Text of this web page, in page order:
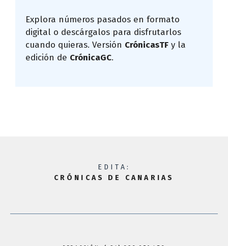
Explora números pasados en formato
digital o descárgalos para disfrutarlos
cuando quieras. Versión CrónicasTF y la
edición de CrónicaGC.
EDITA:
CRÓNICAS DE CANARIAS